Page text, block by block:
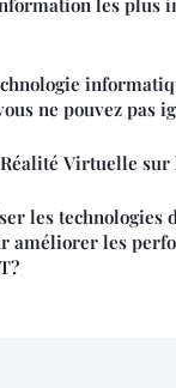
les plus
ne pouvez pas
Virtuelle sur
les technologies
améliorer les